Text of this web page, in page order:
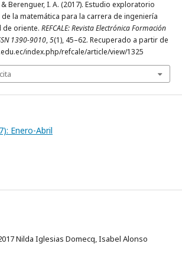
Berenguer, I. A. (2017). Estudio exploratorio
la matemática para la carrera de ingeniería
de oriente. REFCALE: Revista Electrónica Formación
1390-9010,5(1), 45–62. Recuperado a partir de
index.php/refcale/article/view/1325
Enero-Abril
Nilda Iglesias Domecq, Isabel Alonso